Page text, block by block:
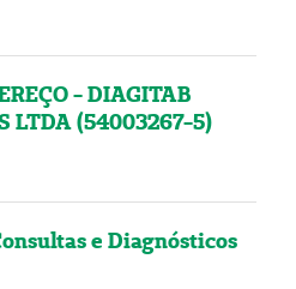
- DIAGITAB
LTDA (54003267-5)
e Diagnósticos